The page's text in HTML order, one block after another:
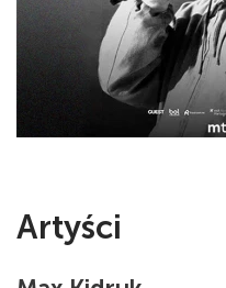
Artyści